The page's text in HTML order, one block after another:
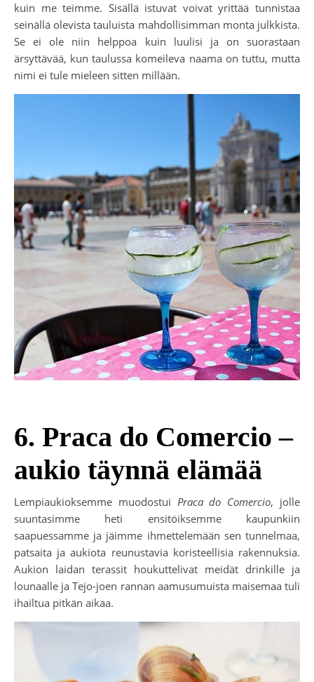
kuin me teimme. Sisällä istuvat voivat yrittää tunnistaa
seinällä olevista tauluista mahdollisimman monta julkkista.
Se ei ole niin helppoa kuin luulisi ja on suorastaan
ärsyttävää, kun taulussa komeileva naama on tuttu, mutta
nimi ei tule mieleen sitten millään.
6. Praca do Comercio –
aukio täynnä elämää
Lempiaukioksemme muodostui Praca do Comercio, jolle
suuntasimme heti ensitöiksemme kaupunkiin
saapuessamme ja jäimme ihmettelemään sen tunnelmaa,
patsaita ja aukiota reunustavia koristeellisia rakennuksia.
Aukion laidan terassit houkuttelivat meidät drinkille ja
lounaalle ja Tejo-joen rannan aamusumuista maisemaa tuli
ihailtua pitkän aikaa.